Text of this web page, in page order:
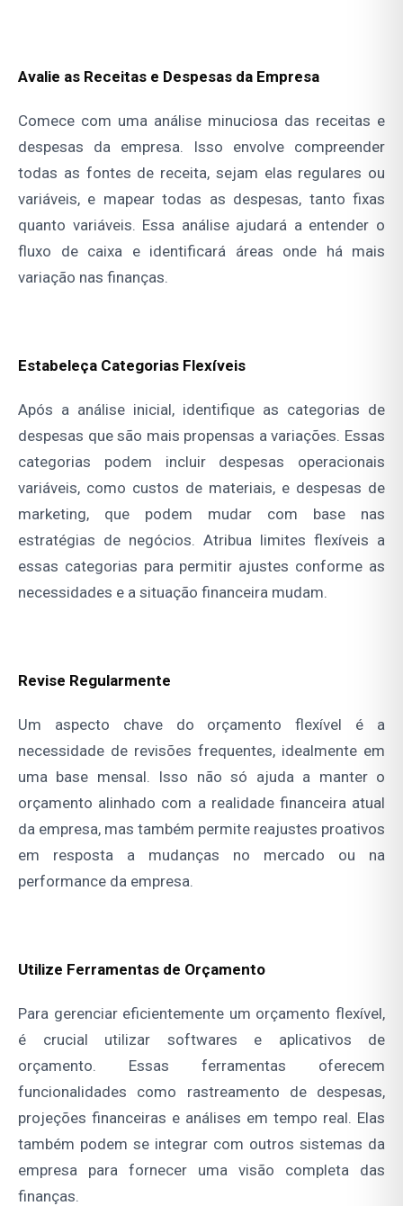
Avalie as Receitas e Despesas da Empresa
Comece com uma análise minuciosa das receitas e
despesas da empresa. Isso envolve compreender
todas as fontes de receita, sejam elas regulares ou
variáveis, e mapear todas as despesas, tanto fixas
quanto variáveis. Essa análise ajudará a entender o
fluxo de caixa e identificará áreas onde há mais
variação nas finanças.
Estabeleça Categorias Flexíveis
Após a análise inicial, identifique as categorias de
despesas que são mais propensas a variações. Essas
categorias podem incluir despesas operacionais
variáveis, como custos de materiais, e despesas de
marketing, que podem mudar com base nas
estratégias de negócios. Atribua limites flexíveis a
essas categorias para permitir ajustes conforme as
necessidades e a situação financeira mudam.
Revise Regularmente
Um aspecto chave do orçamento flexível é a
necessidade de revisões frequentes, idealmente em
uma base mensal. Isso não só ajuda a manter o
orçamento alinhado com a realidade financeira atual
da empresa, mas também permite reajustes proativos
em resposta a mudanças no mercado ou na
performance da empresa.
Utilize Ferramentas de Orçamento
Para gerenciar eficientemente um orçamento flexível,
é crucial utilizar softwares e aplicativos de
orçamento. Essas ferramentas oferecem
funcionalidades como rastreamento de despesas,
projeções financeiras e análises em tempo real. Elas
também podem se integrar com outros sistemas da
empresa para fornecer uma visão completa das
finanças.